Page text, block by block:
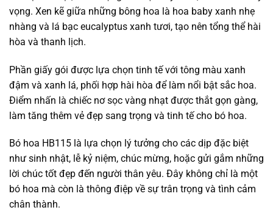
vọng. Xen kẽ giữa những bông hoa là hoa baby xanh nhẹ
nhàng và lá bạc eucalyptus xanh tươi, tạo nên tổng thể hài
hòa và thanh lịch.
Phần giấy gói được lựa chọn tinh tế với tông màu xanh
đậm và xanh lá, phối hợp hài hòa để làm nổi bật sắc hoa.
Điểm nhấn là chiếc nơ sọc vàng nhạt được thắt gọn gàng,
làm tăng thêm vẻ đẹp sang trọng và tinh tế cho bó hoa.
Bó hoa HB115 là lựa chọn lý tưởng cho các dịp đặc biệt
như sinh nhật, lễ kỷ niệm, chúc mừng, hoặc gửi gắm những
lời chúc tốt đẹp đến người thân yêu. Đây không chỉ là một
bó hoa mà còn là thông điệp về sự trân trọng và tình cảm
chân thành.